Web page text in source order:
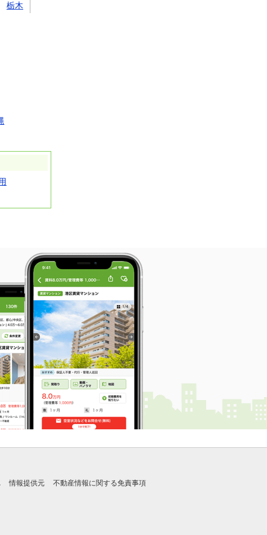
栃木
情報提供元 不動産情報に関する免責事項